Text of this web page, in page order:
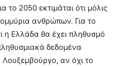
2050 εκτιμάται ότι μόλις
ανθρώπων. Για το
η Ελλάδα θα έχει πληθυσμό
δεδομένα
Λουξεμβούργο, αν όχι το